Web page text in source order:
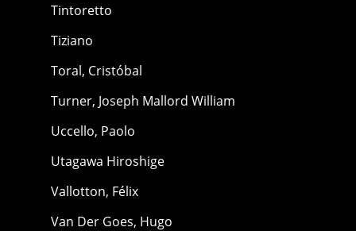
Tintoretto
Tiziano
Toral, Cristóbal
Turner, Joseph Mallord William
Uccello, Paolo
Utagawa Hiroshige
Vallotton, Félix
Van Der Goes, Hugo